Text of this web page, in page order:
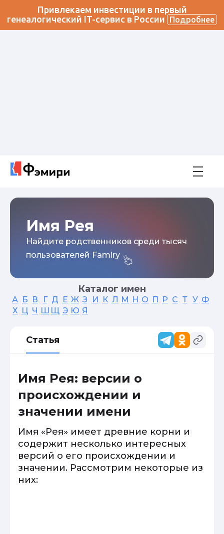
Привлекаем инвестиции в первый
генеалогический IT-сервис в России
Подробнее
Имя Рея
Найдите родственников среди тысяч
пользователей Famiry
Каталог имен
А Б В Г Д Е Ж З И К Л М Н О П Р С Т У Ф
Х Ц Ч Ш Щ Э Ю Я
Статья
Имя Рея: версии о
происхождении и
значении имени
Имя «Рея» имеет древние корни и
содержит несколько интересных
версий о его происхождении и
значении. Рассмотрим некоторые из
них: